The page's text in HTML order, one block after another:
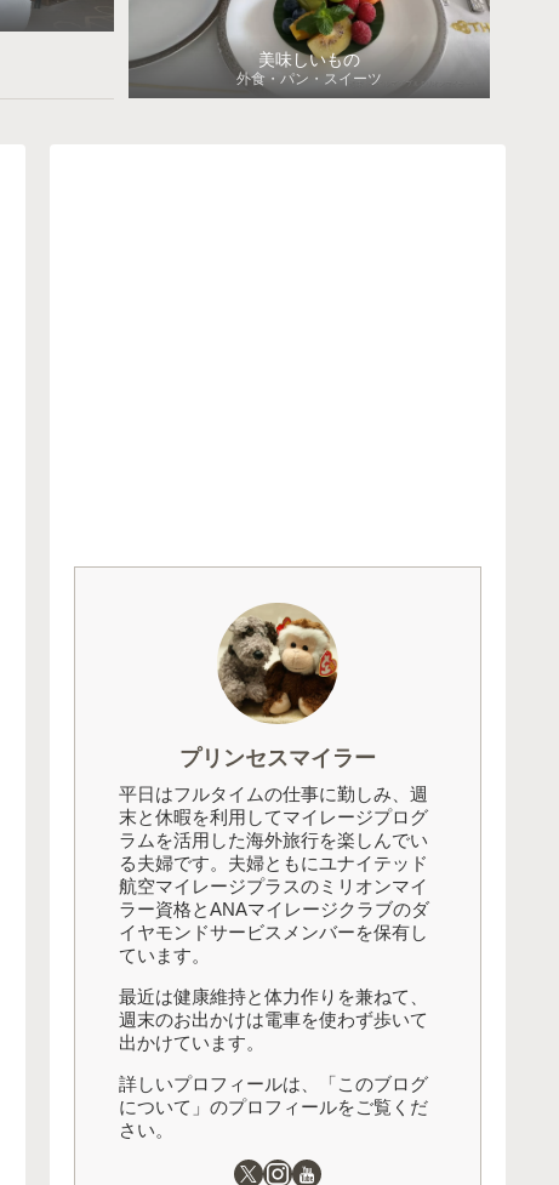
美味しいもの
外食・パン・スイーツ
プリンセスマイラー
平日はフルタイムの仕事に勤しみ、週
末と休暇を利用してマイレージプログ
ラムを活用した海外旅行を楽しんでい
る夫婦です。夫婦ともにユナイテッド
航空マイレージプラスのミリオンマイ
ラー資格とANAマイレージクラブのダ
イヤモンドサービスメンバーを保有し
ています。
最近は健康維持と体力作りを兼ねて、
週末のお出かけは電車を使わず歩いて
出かけています。
詳しいプロフィールは、「このブログ
について」のプロフィールをご覧くだ
さい。